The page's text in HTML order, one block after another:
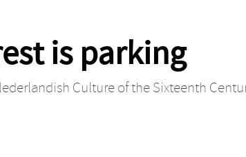
is parking
Culture of the Sixteenth